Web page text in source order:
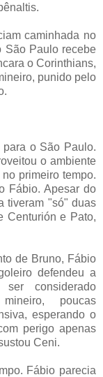
caminhada no
São Paulo recebe
o Corinthians,
punido pelo
o São Paulo.
o ambiente
primeiro tempo.
Fábio. Apesar do
tiveram "só" duas
Centurión e Pato,
de Bruno, Fábio
defendeu a
considerado
poucas
esperando o
perigo apenas
Ceni.
Fábio parecia